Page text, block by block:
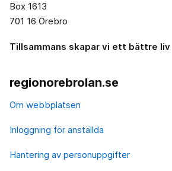
Box 1613
701 16 Örebro
Tillsammans skapar vi ett bättre liv
regionorebrolan.se
Om webbplatsen
Inloggning för anställda
Hantering av personuppgifter